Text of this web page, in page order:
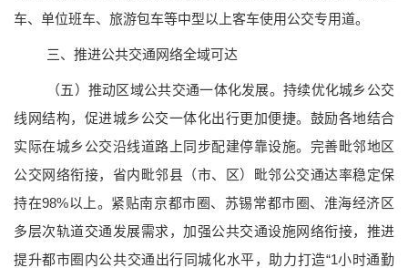
车、单位班车、旅游包车等中型以上客车使用公交专用道。
三、推进公共交通网络全域可达
（五）推动区域公共交通一体化发展。 持续优化城乡公交
线网结构，促进城乡公交一体化出行更加便捷。鼓励各地结合
实际在城乡公交沿线道路上同步配建停靠设施。完善毗邻地区
公交网络衔接，省内毗邻县（市、区）毗邻公交通达率稳定保
持在98%以上。紧贴南京都市圈、苏锡常都市圈、淮海经济区
多层次轨道交通发展需求，加强公共交通设施网络衔接，推进
提升都市圈内公共交通出行同城化水平，助力打造“1小时通勤